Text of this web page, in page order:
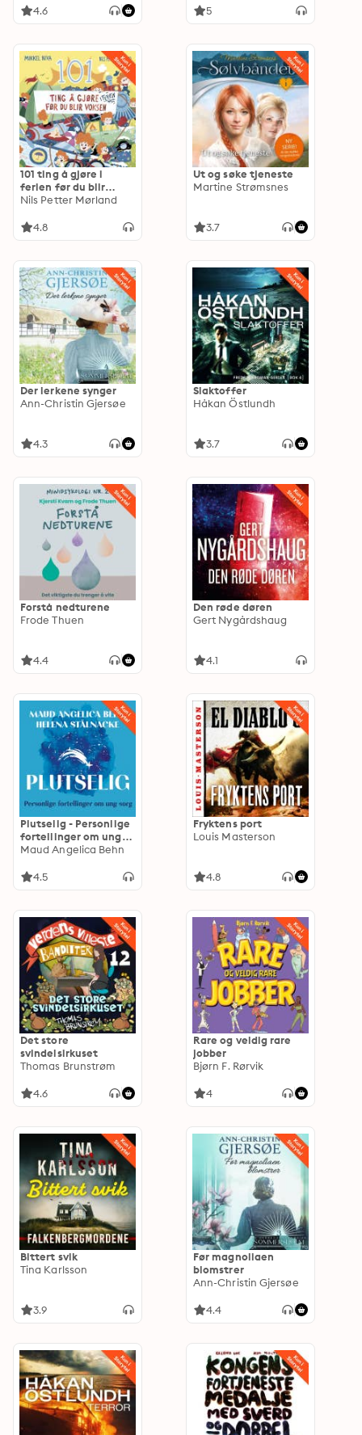
4.6 5
101 ting å gjøre i
ferien før du blir
voksen
Nils Petter Mørland
4.8
Ut og søke tjeneste
Martine Strømsnes
3.7
Der lerkene synger
Ann-Christin Gjersøe
4.3
Slaktoffer
Håkan Östlundh
3.7
Forstå nedturene
Frode Thuen
4.4
Den røde døren
Gert Nygårdshaug
4.1
Plutselig - Personlige
fortellinger om ung
sorg
Maud Angelica Behn
4.5
Fryktens port
Louis Masterson
4.8
Det store
svindelsirkuset
Thomas Brunstrøm
4.6
Rare og veldig rare
jobber
Bjørn F. Rørvik
4
Bittert svik
Tina Karlsson
3.9
Før magnoliaen
blomstrer
Ann-Christin Gjersøe
4.4